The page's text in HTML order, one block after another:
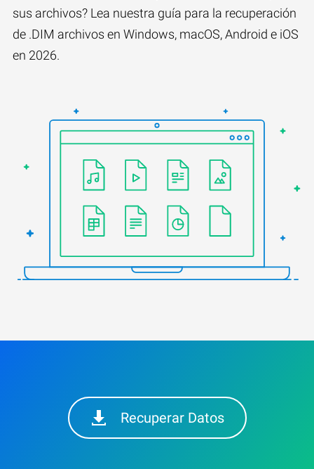
sus archivos? Lea nuestra guía para la recuperación
de .DIM archivos en Windows, macOS, Android e iOS
en 2026.
Recuperar Datos